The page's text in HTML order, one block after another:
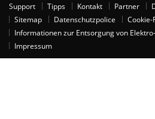
Support Tipps Kontakt Partner
Sitemap
Datenschutzpolice
Cookie-
Informationen zur Entsorgung von
Impressum